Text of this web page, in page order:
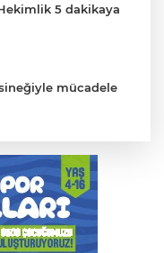
5 dakikaya
mücadele
İlk Adımı